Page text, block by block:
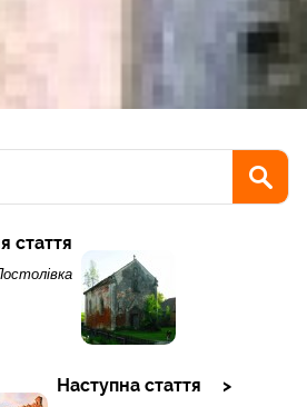
стаття
Наступна стаття